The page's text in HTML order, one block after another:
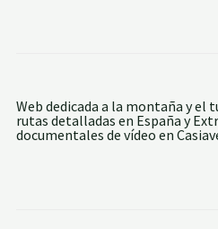
Web dedicada a la montaña y el
rutas detalladas en España y
documentales de vídeo en